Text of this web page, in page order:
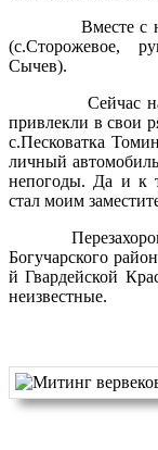
Вместе с
(с.Сторожевое,
Сычев).
Сейчас
привлекли в свои
с.Песковатка
личный
непогоды. Да и к
стал моим
Богучарского
й Гвардейской
неизвестные.